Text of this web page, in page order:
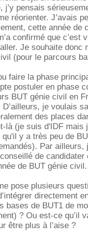
j’y pensais
réorienter. J’avais
cette année de
confirmé que c’est
Je souhaite donc
(pour le parcours
faire la phase
postuler en phase
BUT génie civil en
je voulais
des places
là (je suis d'IDF mais
qu'il y a très peu de
Par ailleurs,
de
de BUT génie civil.
pose plusieurs
directement
bases de BUT1 de
? Ou est-ce qu’il
être plus à l’aise ?